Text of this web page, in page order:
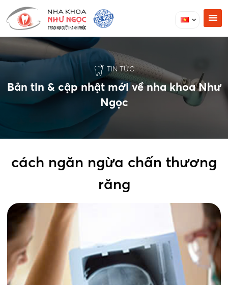
TIN TỨC
Bản tin & cập nhật mới về nha khoa Như
Ngọc
cách ngăn ngừa chấn thương
răng